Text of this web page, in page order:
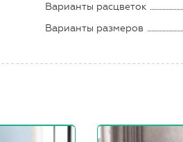
Варианты расцветок
Варианты размеров